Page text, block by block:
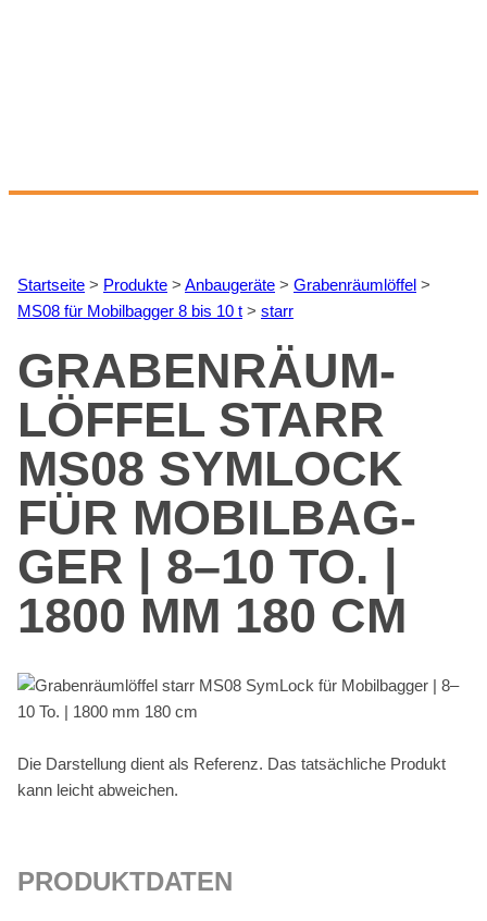
Start­sei­te > Pro­duk­te > An­bau­ge­rä­te > Gra­ben­räum­löf­fel >
MS08 für Mo­bil­bag­ger 8 bis 10 t > starr
GRA­BEN­RÄUM­
LÖF­FEL STARR
MS08 SYM­LOCK
FÜR MO­BIL­BAG­
GER | 8–10 TO. |
1800 MM 180 CM
Die Dar­stel­lung dient als Re­fe­renz. Das tat­säch­li­che Pro­dukt
kann leicht ab­wei­chen.
PRO­DUKT­DA­TEN